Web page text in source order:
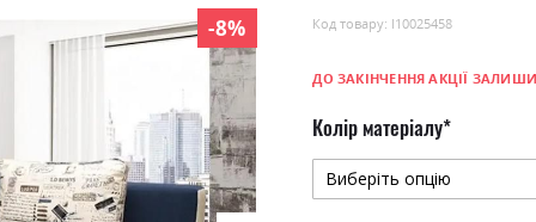
-8% Код товару: l10025458
ДО ЗАКІНЧЕННЯ АКЦІЇ
Колір матеріалу